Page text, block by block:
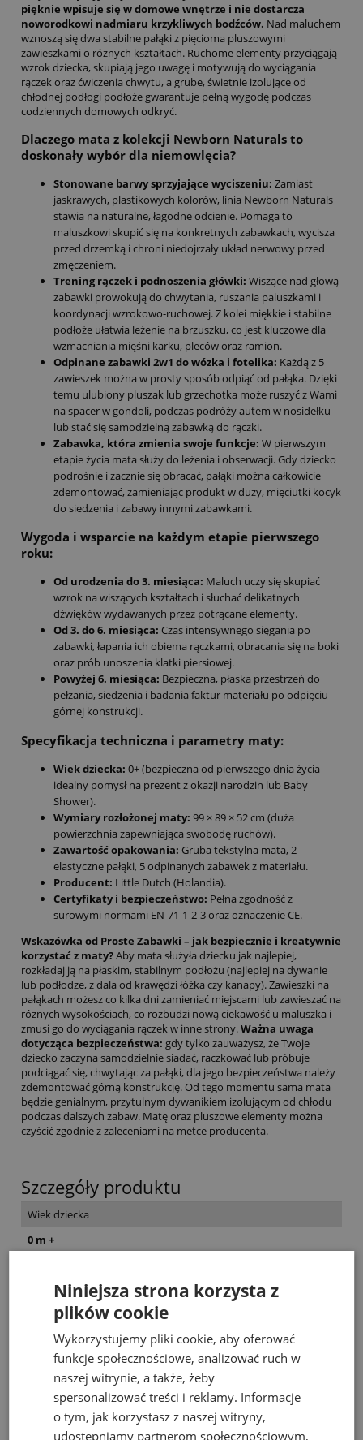
pięknie wpisuje się w domowe wnętrze i nie dostarcza
noworodkowi nadmiaru krzykliwych bodźców. Nad maluchem
wznoszą się dwa stabilne pałąki z pięcioma pluszowymi
zawieszkami o różnych kształtach. Ruchome elementy przyciągają
wzrok dziecka, skupiają jego uwagę i motywują do wyciągania
rączek oraz ćwiczenia chwytu, a grube, świetnie izolujące od
chłodnej podłogi podłoże gwarantuje pełną wygodę podczas
codziennych domowych odkryć.
Dlaczego mata z kolekcji Newborn Naturals to
doskonały wybór dla niemowlęcia?
Stonowane barwy sprzyjające wyciszeniu: Zamiast
jaskrawych, plastikowych kolorów, linia Newborn Naturals
stawia na naturalne, łagodne odcienie. Pomaga to
maluszkowi skupić się na konkretnych zabawkach, wycisza
przed drzemką i chroni niedojrzały układ nerwowy przed
zmęczeniem.
Trening rączek i podnoszenia główki: Wiszące nad głową
zabawki prowokują do chwytania, ruszania paluszkami i
koordynacji wzrokowo-ruchowej. Z kolei miękkie i stabilne
podłoże ułatwia leżenie na brzuszku, co jest kluczowe dla
wzmacniania mięśni karku, pleców oraz ramion.
Odpinane zabawki 2w1 do wózka i fotelika: Każdą z 5
zawieszek można w prosty sposób odpiąć od pałąka. Dzięki
temu ulubiony pluszak lub grzechotka może ruszyć z Wami
na spacer w gondoli, podczas podróży autem w nosidełku
lub stać się samodzielną zabawką do rączki.
Zabawka, która zmienia swoje funkcje: W pierwszym
etapie życia mata służy do leżenia i obserwacji. Gdy dziecko
podrośnie i zacznie się obracać, pałąki można całkowicie
zdemontować, zamieniając produkt w duży, mięciutki kocyk
do siedzenia i zabawy innymi zabawkami.
Wygoda i wsparcie na każdym etapie pierwszego
roku:
Od urodzenia do 3. miesiąca: Maluch uczy się skupiać
wzrok na wiszących kształtach i słuchać delikatnych
dźwięków wydawanych przez potrącane elementy.
Od 3. do 6. miesiąca: Czas intensywnego sięgania po
zabawki, łapania ich obiema rączkami, obracania się na boki
oraz prób unoszenia klatki piersiowej.
Powyżej 6. miesiąca: Bezpieczna, płaska przestrzeń do
pełzania, siedzenia i badania faktur materiału po odpięciu
górnej konstrukcji.
Specyfikacja techniczna i parametry maty:
Wiek dziecka: 0+ (bezpieczna od pierwszego dnia życia –
idealny pomysł na prezent z okazji narodzin lub Baby
Shower).
Wymiary rozłożonej maty: 99 × 89 × 52 cm (duża
powierzchnia zapewniająca swobodę ruchów).
Zawartość opakowania: Gruba tekstylna mata, 2
elastyczne pałąki, 5 odpinanych zabawek z materiału.
Producent: Little Dutch (Holandia).
Certyfikaty i bezpieczeństwo: Pełna zgodność z
surowymi normami EN-71-1-2-3 oraz oznaczenie CE.
Wskazówka od Proste Zabawki – jak bezpiecznie i kreatywnie
korzystać z maty?Aby mata służyła dziecku jak najlepiej,
rozkładaj ją na płaskim, stabilnym podłożu (najlepiej na dywanie
lub podłodze, z dala od krawędzi łóżka czy kanapy). Zawieszki na
pałąkach możesz co kilka dni zamieniać miejscami lub zawieszać na
różnych wysokościach, co rozbudzi nową ciekawość u maluszka i
zmusi go do wyciągania rączek w inne strony.Ważna uwaga
dotycząca bezpieczeństwa: gdy tylko zauważysz, że Twoje
dziecko zaczyna samodzielnie siadać, raczkować lub próbuje
podciągać się, chwytając za pałąki, dla jego bezpieczeństwa należy
zdemontować górną konstrukcję. Od tego momentu sama mata
będzie genialnym, przytulnym dywanikiem izolującym od chłodu
podczas dalszych zabaw. Matę oraz pluszowe elementy można
czyścić zgodnie z zaleceniami na metce producenta.
Szczegóły produktu
Wiek dziecka
0 m +
dla dzieci
Zobacz także
Niniejsza strona korzysta z
plików cookie
Wykorzystujemy pliki cookie, aby oferować
funkcje społecznościowe, analizować ruch w
naszej witrynie, a także, żeby
spersonalizować treści i reklamy. Informacje
o tym, jak korzystasz z naszej witryny,
udostępniamy partnerom społecznościowym,